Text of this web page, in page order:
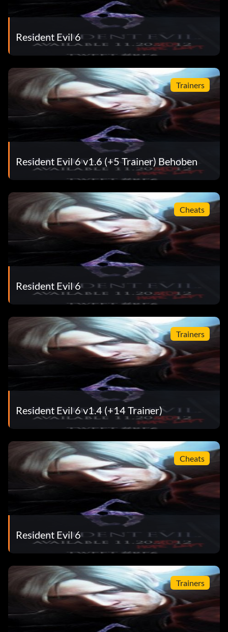
Resident Evil 6
Trainers
Resident Evil 6 v1.6 (+5 Trainer) Behoben
Cheats
Resident Evil 6
Trainers
Resident Evil 6 v1.4 (+14 Trainer)
Cheats
Resident Evil 6
Trainers